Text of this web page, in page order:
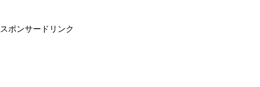
スポンサードリンク